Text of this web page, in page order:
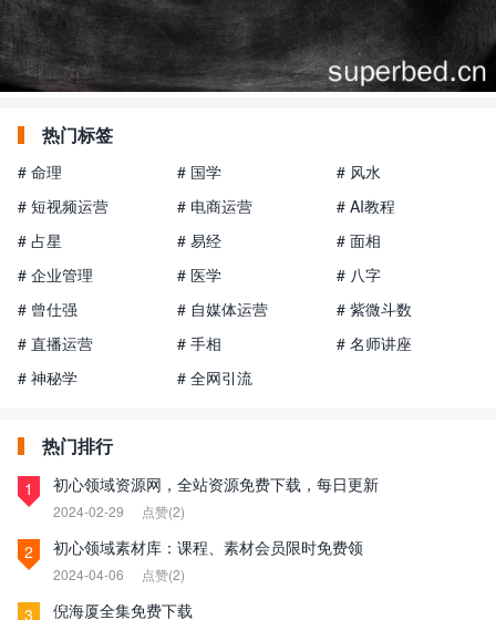
热门标签
# 命理 # 国学
# 风水
# 短视频运营
# 电商运营
# AI教程
# 占星
# 易经
# 面相
# 企业管理
# 医学
# 八字
# 曾仕强
# 自媒体运营
# 紫微斗数
# 直播运营
# 手相
# 名师讲座
# 神秘学
# 全网引流
热门排行
1 初心领域资源网，全站资源免费下载，每日更新
2024-02-29 点赞(2)
2 初心领域素材库：课程、素材会员限时免费领
2024-04-06 点赞(2)
3 倪海厦全集免费下载